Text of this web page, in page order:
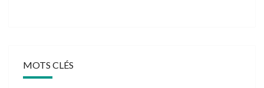
MOTS CLÉS